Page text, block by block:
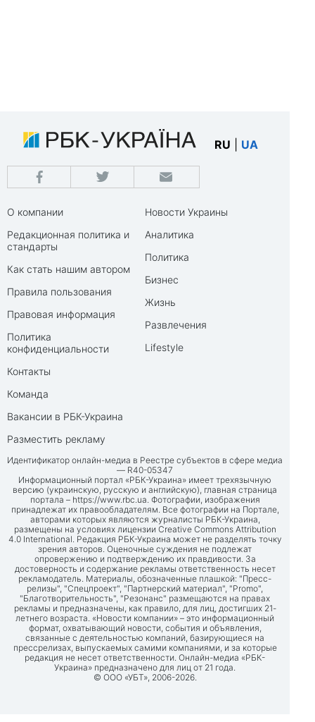
RU UA
О компании
Редакционная политика и
стандарты
Как стать нашим автором
Правила пользования
Правовая информация
Политика
конфиденциальности
Контакты
Команда
Вакансии в РБК-Украина
Разместить рекламу
Новости Украины
Аналитика
Политика
Бизнес
Жизнь
Развлечения
Lifestyle
Идентификатор онлайн-медиа в Реестре субъектов в сфере медиа
— R40-05347
Информационный портал «РБК-Украина» имеет трехязычную
версию (украинскую, русскую и английскую), главная страница
портала – https://www.rbc.ua. Фотографии, изображения
принадлежат их правообладателям. Все фотографии на Портале,
авторами которых являются журналисты РБК-Украина,
размещены на условиях лицензии Creative Commons Attribution
4.0 International. Редакция РБК-Украина может не разделять точку
зрения авторов. Оценочные суждения не подлежат
опровержению и подтверждению их правдивости. За
достоверность и содержание рекламы ответственность несет
рекламодатель. Материалы, обозначенные плашкой: "Пресс-
релизы", "Спецпроект", "Партнерский материал", "Promo",
"Благотворительность", "Резонанс" размещаются на правах
рекламы и предназначены, как правило, для лиц, достигших 21-
летнего возраста. «Новости компании» – это информационный
формат, охватывающий новости, события и объявления,
связанные с деятельностью компаний, базирующиеся на
прессрелизах, выпускаемых самими компаниями, и за которые
редакция не несет ответственности. Онлайн-медиа «РБК-
Украина» предназначено для лиц от 21 года.
© ООО «УБТ», 2006-2026.